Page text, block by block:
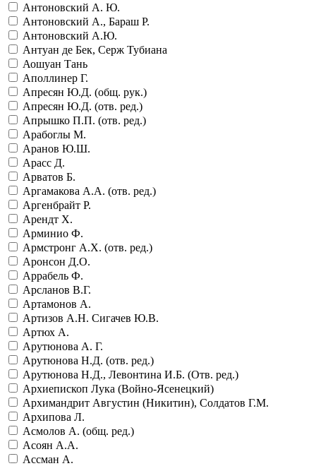
Антоновский А. Ю.
Антоновский А., Бараш Р.
Антоновский А.Ю.
Антуан де Бек, Серж Тубиана
Аошуан Тань
Аполлинер Г.
Апресян Ю.Д. (общ. рук.)
Апресян Ю.Д. (отв. ред.)
Апрышко П.П. (отв. ред.)
Арабоглы М.
Аранов Ю.Ш.
Арасс Д.
Арватов Б.
Аргамакова А.А. (отв. ред.)
Аргенбрайт Р.
Арендт Х.
Арминио Ф.
Армстронг А.Х. (отв. ред.)
Аронсон Д.О.
Аррабель Ф.
Арсланов В.Г.
Артамонов А.
Артизов А.Н. Сигачев Ю.В.
Артюх А.
Арутюнова А. Г.
Арутюнова Н.Д. (отв. ред.)
Арутюнова Н.Д., Левонтина И.Б. (Отв. ред.)
Архиепископ Лука (Войно-Ясенецкий)
Архимандрит Августин (Никитин), Солдатов Г.М.
Архипова Л.
Асмолов А. (общ. ред.)
Асоян А.А.
Ассман А.